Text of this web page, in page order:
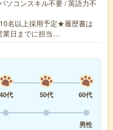
ソコンスキル不要 / 英語力不
名以上採用予定★履歴書は
業日までに担当…
40代 50代
60代
男性